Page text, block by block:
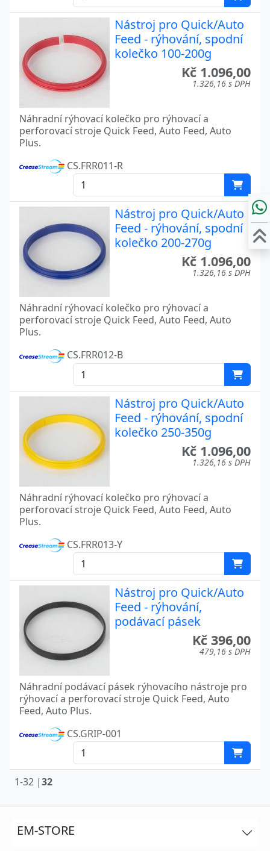
Nástroj pro Quick/Auto
Feed - rýhování, spodní
kolečko 100-200g
Kč 1.096,00
1.326,16 s DPH
Náhradní rýhovací kolečko pro rýhovací a
perforovací stroje Quick Feed, Auto Feed, Auto
Plus.
CS.FRR011-R
Nástroj pro Quick/Auto
Feed - rýhování, spodní
kolečko 200-270g
Kč 1.096,00
1.326,16 s DPH
Náhradní rýhovací kolečko pro rýhovací a
perforovací stroje Quick Feed, Auto Feed, Auto
Plus.
CS.FRR012-B
Nástroj pro Quick/Auto
Feed - rýhování, spodní
kolečko 250-350g
Kč 1.096,00
1.326,16 s DPH
Náhradní rýhovací kolečko pro rýhovací a
perforovací stroje Quick Feed, Auto Feed, Auto
Plus.
CS.FRR013-Y
Nástroj pro Quick/Auto
Feed - rýhování,
podávací pásek
Kč 396,00
479,16 s DPH
Náhradní podávací pásek rýhovacího nástroje pro
rýhovací a perforovací stroje Quick Feed, Auto
Feed, Auto Plus.
CS.GRIP-001
1-32 |32
EM-STORE